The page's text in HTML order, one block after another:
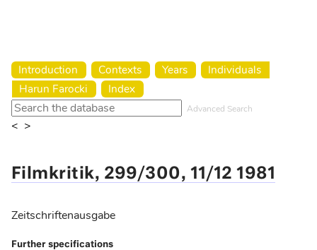
Introduction Contexts Years
Individuals
Harun Farocki
Index
Advanced Search
< >
Filmkritik, 299/300, 11/12 1981
Zeitschriftenausgabe
Further specifications